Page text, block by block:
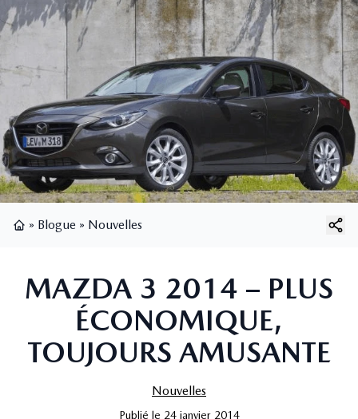
» Blogue » Nouvelles
MAZDA 3 2014 – PLUS
ÉCONOMIQUE,
TOUJOURS AMUSANTE
Nouvelles
Publié le 24 janvier 2014